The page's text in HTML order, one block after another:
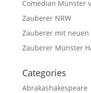
Comedian Münster
Zauberer NRW
Zauberer mit neuen
Zauberer Münster
Categories
Abrakashakespeare